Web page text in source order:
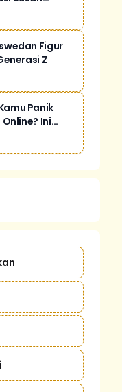
Stres
Figur
Z
Panik
Ini